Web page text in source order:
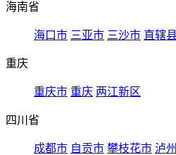
海南省
海口市 三亚市 三沙市 直辖
重庆
重庆市 重庆 两江新区
四川省
成都市 自贡市 攀枝花市 泸